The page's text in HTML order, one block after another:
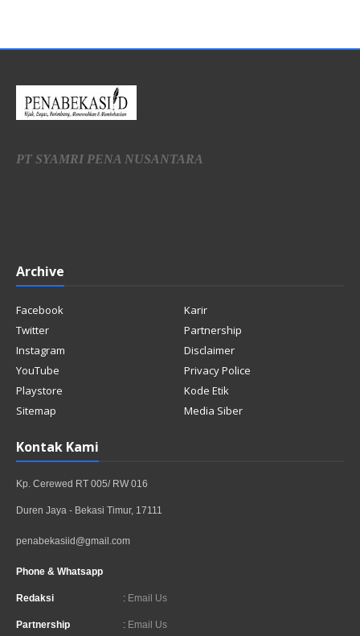
PT SYAMRI PENA NUSANTARA
Archive
Facebook
Karir
Twitter
Partnership
Instagram
Disclaimer
YouTube
Privacy Police
Playstore
Kode Etik
Sitemap
Media Siber
Kontak Kami
Kp. Cerewed RT 005/ RW 016
Duren Jaya - Bekasi Timur, 17111
penabekasiid@gmail.com
Phone & Whatsapp
Redaksi : Email Us
Partnership : Email Us